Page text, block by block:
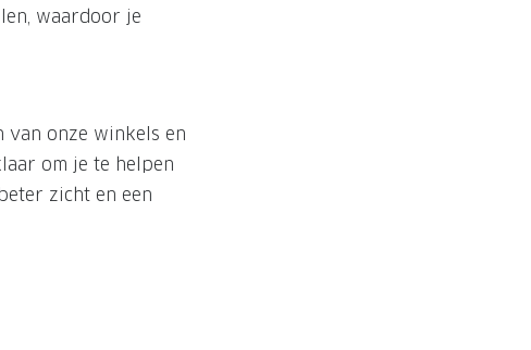
waardoor je
van onze winkels en
om je te helpen
zicht en een